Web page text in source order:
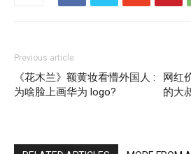
Previous article
《花木兰》额黄妆看懵外国人 :
为啥脸上画华为 logo?
网红
的大